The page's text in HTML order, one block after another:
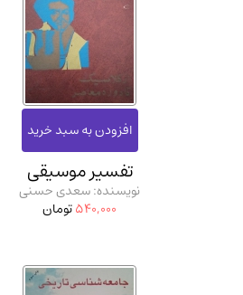
تفسیر موسیقی
نویسنده: سعدی حسنی
540,000تومان